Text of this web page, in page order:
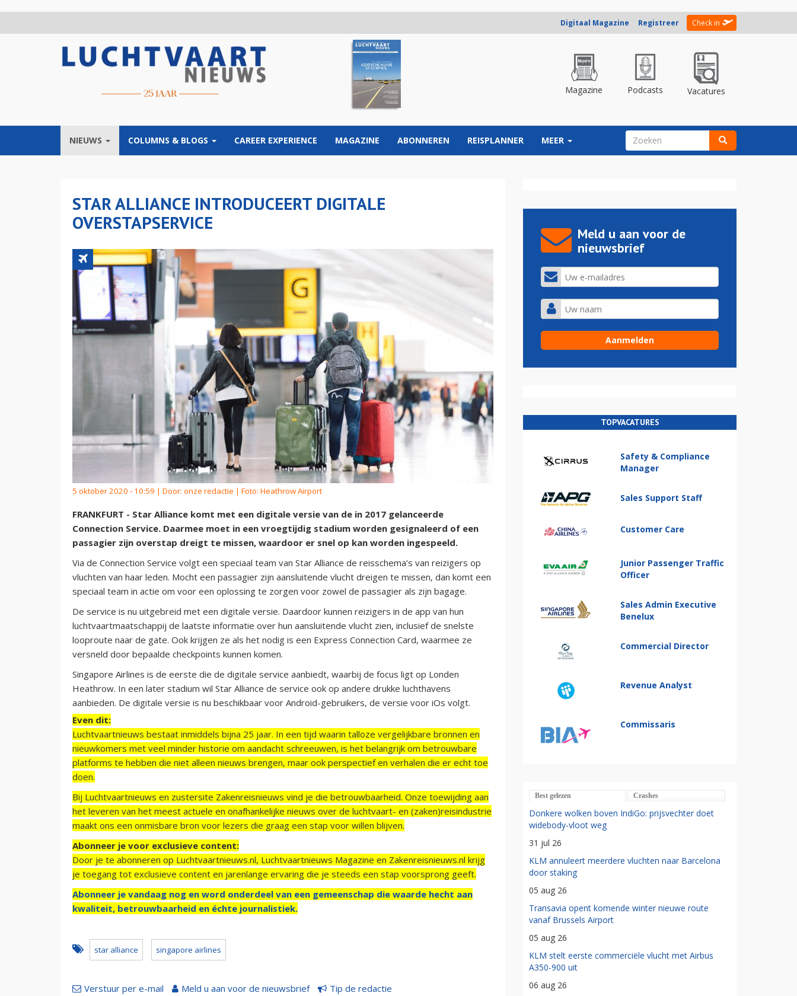
Digitaal Magazine Registreer Check in
Magazine Podcasts Vacatures
NIEUWS COLUMNS & BLOGS CAREER EXPERIENCE MAGAZINE ABONNEREN REISPLANNER MEER ZOEKVELD
STAR ALLIANCE INTRODUCEERT DIGITALE
OVERSTAPSERVICE
5 oktober 2020 - 10:59 | Door: onze redactie | Foto: Heathrow Airport
FRANKFURT - Star Alliance komt met een digitale versie van de in 2017 gelanceerde
Connection Service. Daarmee moet in een vroegtijdig stadium worden gesignaleerd of een
passagier zijn overstap dreigt te missen, waardoor er snel op kan worden ingespeeld.
Via de Connection Service volgt een speciaal team van Star Alliance de reisschema’s van reizigers op
vluchten van haar leden. Mocht een passagier zijn aansluitende vlucht dreigen te missen, dan komt een
speciaal team in actie om voor een oplossing te zorgen voor zowel de passagier als zijn bagage.
De service is nu uitgebreid met een digitale versie. Daardoor kunnen reizigers in de app van hun
luchtvaartmaatschappij de laatste informatie over hun aansluitende vlucht zien, inclusief de snelste
looproute naar de gate. Ook krijgen ze als het nodig is een Express Connection Card, waarmee ze
versneld door bepaalde checkpoints kunnen komen.
Singapore Airlines is de eerste die de digitale service aanbiedt, waarbij de focus ligt op Londen
Heathrow. In een later stadium wil Star Alliance de service ook op andere drukke luchthavens
aanbieden. De digitale versie is nu beschikbaar voor Android-gebruikers, de versie voor iOs volgt.
Even dit:
Luchtvaartnieuws bestaat inmiddels bijna 25 jaar. In een tijd waarin talloze vergelijkbare bronnen en
nieuwkomers met veel minder historie om aandacht schreeuwen, is het belangrijk om betrouwbare
platforms te hebben die niet alleen nieuws brengen, maar ook perspectief en verhalen die er echt toe
doen.
Bij Luchtvaartnieuws en zustersite Zakenreisnieuws vind je die betrouwbaarheid. Onze toewijding aan
het leveren van het meest actuele en onafhankelijke nieuws over de luchtvaart- en (zaken)reisindustrie
maakt ons een onmisbare bron voor lezers die graag een stap voor willen blijven.
Abonneer je voor exclusieve content:
Door je te abonneren op Luchtvaartnieuws.nl, Luchtvaartnieuws Magazine en Zakenreisnieuws.nl krijg
je toegang tot exclusieve content en jarenlange ervaring die je steeds een stap voorsprong geeft.
Abonneer je vandaag nog en word onderdeel van een gemeenschap die waarde hecht aan
kwaliteit, betrouwbaarheid en échte journalistiek.
star alliance singapore airlines
Verstuur per e-mail Meld u aan voor de nieuwsbrief Tip de redactie
Meld u aan voor de
nieuwsbrief
TOPVACATURES
Safety & Compliance
Manager
Sales Support Staff
Customer Care
Junior Passenger Traffic
Officer
Sales Admin Executive
Benelux
Commercial Director
Revenue Analyst
Commissaris
Best gelezen Crashes
Donkere wolken boven IndiGo: prijsvechter doet
widebody-vloot weg
31 jul 26
KLM annuleert meerdere vluchten naar Barcelona
door staking
05 aug 26
Transavia opent komende winter nieuwe route
vanaf Brussels Airport
05 aug 26
KLM stelt eerste commerciële vlucht met Airbus
A350-900 uit
06 aug 26